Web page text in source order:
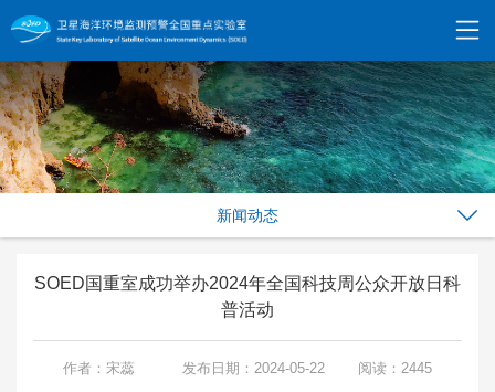
新闻动态
SOED国重室成功举办2024年全国科技周公众开放日科
普活动
作者：宋蕊 发布日期：2024-05-22 阅读：2445